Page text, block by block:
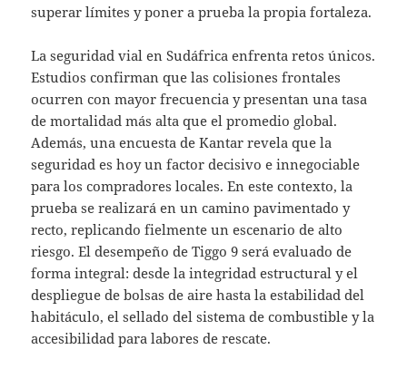
superar límites y poner a prueba la propia fortaleza.
La seguridad vial en Sudáfrica enfrenta retos únicos.
Estudios confirman que las colisiones frontales
ocurren con mayor frecuencia y presentan una tasa
de mortalidad más alta que el promedio global.
Además, una encuesta de Kantar revela que la
seguridad es hoy un factor decisivo e innegociable
para los compradores locales. En este contexto, la
prueba se realizará en un camino pavimentado y
recto, replicando fielmente un escenario de alto
riesgo. El desempeño de Tiggo 9 será evaluado de
forma integral: desde la integridad estructural y el
despliegue de bolsas de aire hasta la estabilidad del
habitáculo, el sellado del sistema de combustible y la
accesibilidad para labores de rescate.